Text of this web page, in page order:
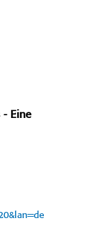
- Eine